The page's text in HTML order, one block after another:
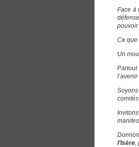
Face à
pouvoir
Ce que
Un
Partout
l’Isère,